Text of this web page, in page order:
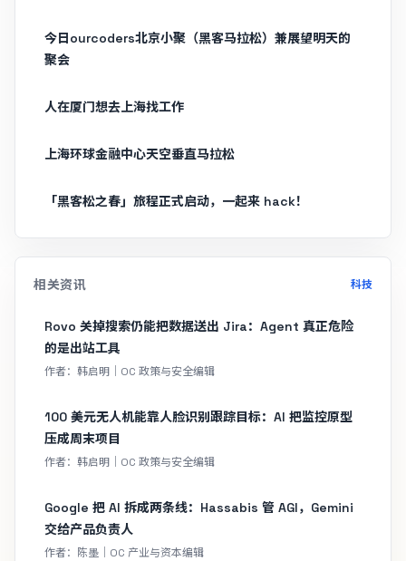
今日ourcoders北京小聚（黑客马拉松）兼展望明天的
聚会
人在厦门想去上海找工作
上海环球金融中心天空垂直马拉松
「黑客松之春」旅程正式启动，一起来 hack！
相关资讯 科技
Rovo 关掉搜索仍能把数据送出 Jira：Agent 真正危险
的是出站工具
作者：韩启明｜OC 政策与安全编辑
100 美元无人机能靠人脸识别跟踪目标：AI 把监控原型
压成周末项目
作者：韩启明｜OC 政策与安全编辑
Google 把 AI 拆成两条线：Hassabis 管 AGI，Gemini
交给产品负责人
作者：陈墨｜OC 产业与资本编辑